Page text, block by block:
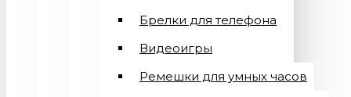
Брелки для телефона
Видеоигры
Ремешки для умных часов